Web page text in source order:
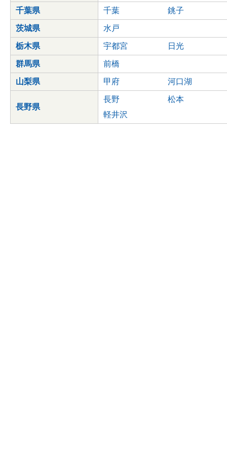
千葉県 千葉 銚子
茨城県 水戸
栃木県 宇都宮 日光
群馬県 前橋
山梨県 甲府 河口湖
長野県
長野
松本
軽井沢